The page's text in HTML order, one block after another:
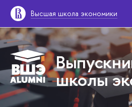
Высшая школа экономики
школы